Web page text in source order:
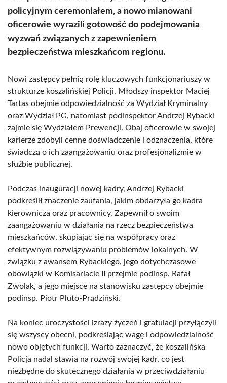
policyjnym ceremoniałem, a nowo mianowani
oficerowie wyrazili gotowość do podejmowania
wyzwań związanych z zapewnieniem
bezpieczeństwa mieszkańcom regionu.
Nowi zastępcy pełnią rolę kluczowych funkcjonariuszy w
strukturze koszalińskiej Policji. Młodszy inspektor Maciej
Tartas obejmie odpowiedzialność za Wydział Kryminalny
oraz Wydział PG, natomiast podinspektor Andrzej Rybacki
zajmie się Wydziałem Prewencji. Obaj oficerowie w swojej
karierze zdobyli cenne doświadczenie i odznaczenia, które
świadczą o ich zaangażowaniu oraz profesjonalizmie w
służbie publicznej.
Podczas inauguracji nowej kadry, Andrzej Rybacki
podkreślił znaczenie zaufania, jakim obdarzyła go kadra
kierownicza oraz pracownicy. Zapewnił o swoim
zaangażowaniu w działania na rzecz bezpieczeństwa
mieszkańców, skupiając się na współpracy oraz
efektywnym rozwiązywaniu problemów lokalnych. W
związku z awansem Rybackiego, jego dotychczasowe
obowiązki w Komisariacie II przejmie podinsp. Rafał
Zwolak, a jego miejsce na stanowisku zastępcy obejmie
podinsp. Piotr Pluto-Prądziński.
Na koniec uroczystości izrazy życzeń i gratulacji przyłączyli
się wszyscy obecni, podkreślając wagę i odpowiedzialność
nowo objętych funkcji. Warto zaznaczyć, że koszalińska
Policja nadal stawia na rozwój swojej kadr, co jest
niezbędne do skutecznego działania w przeciwdziałaniu